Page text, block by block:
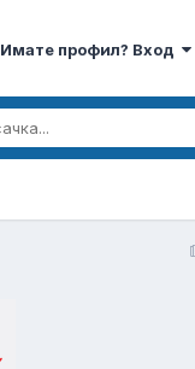
Имате профил? Вход